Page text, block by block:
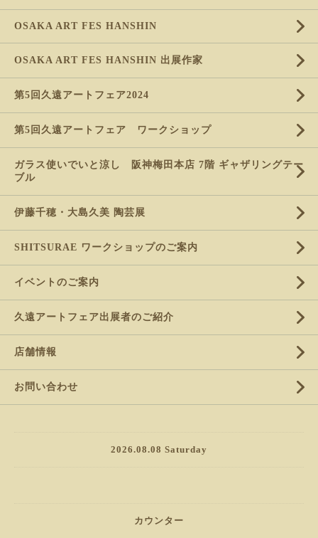
OSAKA ART FES HANSHIN
OSAKA ART FES HANSHIN 出展作家
第5回久遠アートフェア2024
第5回久遠アートフェア ワークショップ
ガラス使いでいと涼し 阪神梅田本店 7階 ギャザリングテー
ブル
伊藤千穂・大島久美 陶芸展
SHITSURAE ワークショップのご案内
イベントのご案内
久遠アートフェア出展者のご紹介
店舗情報
お問い合わせ
2026.08.08 Saturday
カウンター